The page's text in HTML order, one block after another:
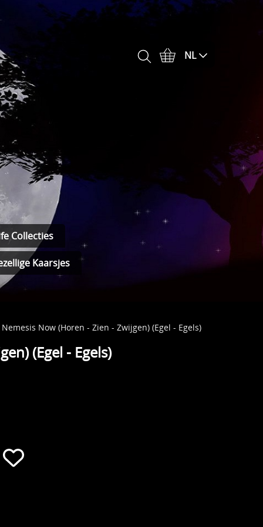
NL
Collecties
Kaarsjes
Now (Horen - Zien - Zwijgen) (Egel - Egels)
(Egel - Egels)